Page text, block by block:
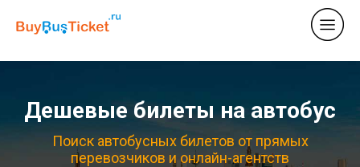
Дешевые билеты на автобус
Поиск автобусных билетов от прямых
перевозчиков и онлайн-агентств